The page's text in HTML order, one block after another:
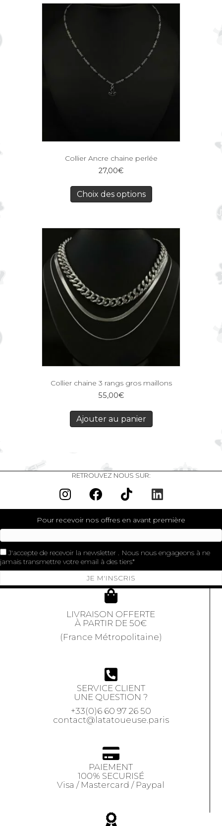
Collier Ancre chaine perlée
27,00€
Choix des options
Collier chaine 3 rangs gros maillons
55,00€
Ajouter au panier
RETROUVEZ NOUS SUR:
Pour recevoir nos offres en avant première
J'accepte de recevoir la newsletter . Nous nous engageons à ne
jamais transmettre votre email à des tiers
JE M'INSCRIS
LIVRAISON OFFERTE
À PARTIR DE 50€
(France Métropolitaine)
SERVICE CLIENT
UNE QUESTION ?
+33(0)6 60 97 26 50
contact@latatoueuse.paris
PAIEMENT
100% SECURISÉ
Visa / Mastercard / Paypal